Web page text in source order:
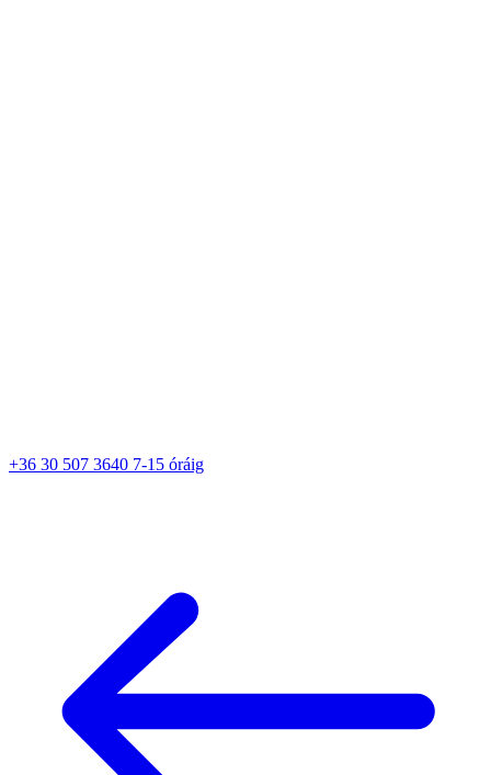
+36 30 507 3640 7-15 óráig